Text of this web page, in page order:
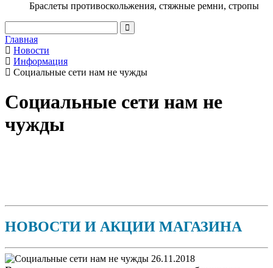
Браслеты противоскольжения, стяжные ремни, стропы
Главная
Новости
Информация
Социальные сети нам не чужды
Социальные сети нам не
чужды
НОВОСТИ И АКЦИИ МАГАЗИНА
26.11.2018